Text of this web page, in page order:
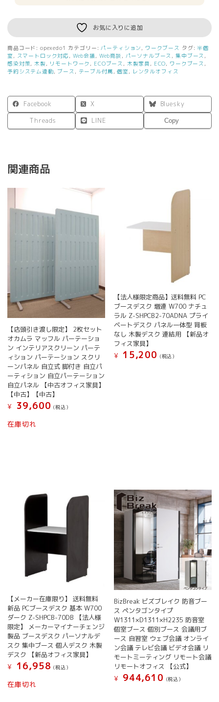
ブ
ー
木
製
デ
天
板
イ
き
口
ン
錠
付
属
天
井
な
し
ミ
ー
テ
ィ
ン
ブ
ン
グ
用
ブ
ー
ス
会
議
ル
ー
お気に入りに追加
商品コード: opexedo1 カテゴリー:パーティション , ワークブース タグ:半個
室 , スマートロック対応, Web会議, Web商談 , パーソナルブース , 集中ブース ,
感染対策,木製 , リモートワーク , ECOブース , 木製家具 , ECO, ワークブース ,
予約システム連動, ブース , テーブル付属 ,個室 , レンタルオフィス
Facebook X
Bluesky
Threads
LINE Copy
関連商品
【店頭引き渡し限定】 2枚セット
オカムラ マッフル パーテーショ
ン インテリアスクリーン パーテ
ィション パーテーション スクリ
ーンパネル 自立式 脚付き 自立パ
ーティション 自立パーテーション
自立パネル 【中古オフィス家具】
【中古】【中古】
¥
39,600 (税込）
在庫切れ
【法人様限定商品】送料無料 PC
ブースデスク 増連 W700 ナチュ
ラル Z-SHPCB2-70ADNA プライ
ベートデスク パネル一体型 背板
なし 木製デスク 連結用 【新品オ
フィス家具】
¥
15,200 (税込）
【メーカー在庫限り】 送料無料
新品 PCブースデスク 基本 W700
ダーク Z-SHPCB-70DB 【法人様
限定】 メーカーマイナーチェンジ
製品 ブースデスク パーソナルデ
スク 集中ブース 個人デスク 木製
デスク 【新品オフィス家具】
¥
16,958 (税込）
在庫切れ
BizBreak ビズブレイク 防音ブー
ス ペンタゴンタイプ
W1311×D1311×H2235 防音室
個室ブース 個別ブース 会議用ブ
ース 自習室 ウェブ会議 オンライ
ン会議 テレビ会議 ビデオ会議 リ
モートミーティング リモート会議
リモートオフィス 【公式】
¥
944,610 (税込）